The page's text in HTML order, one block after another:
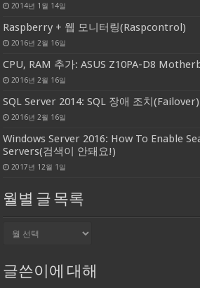
2014년 1월 14일
Raspberry + 웹 모니터링(Raspcontrol)
2016년 2월 16일
CPU, RAM 추가: ASUS Z10PA-D8
2016년 2월 16일
SQL Server 2014: SQL 장애 조치
2016년 2월 16일
Windows Server 2016: How To Enable
Servers(검색이 안돼요!)
2017년 12월 1일
월별 글 목록
목
록
글쓴이에 대해